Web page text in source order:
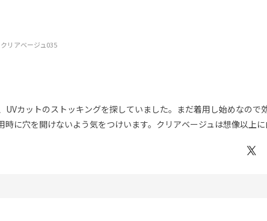
リアベージュ035
UVカットのストッキングを探していました。まだ着用し始めなの
時に穴を開けないよう気をつけいます。クリアベージュは想像以上に